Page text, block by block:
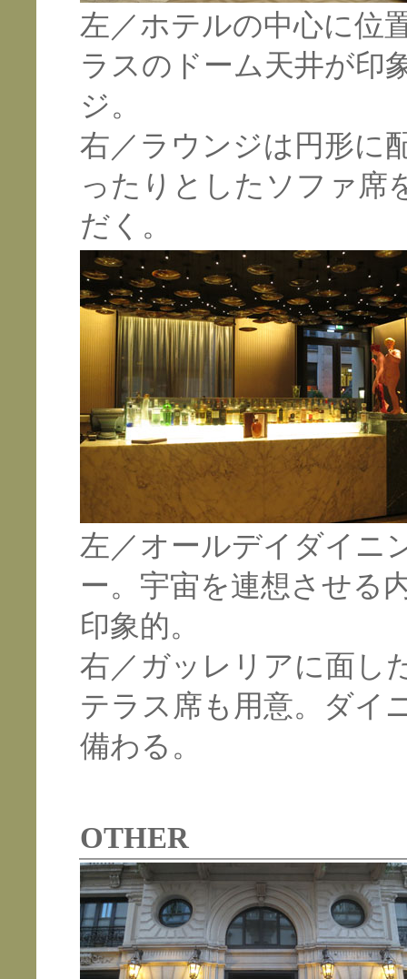
左／ホテルの中心に位
ラスのドーム天井が印
ジ。
右／ラウンジは円形に
ったりとしたソファ席
だく。
左／オールデイダイニ
ー。宇宙を連想させる
印象的。
右／ガッレリアに面し
テラス席も用意。ダイ
備わる。
OTHER